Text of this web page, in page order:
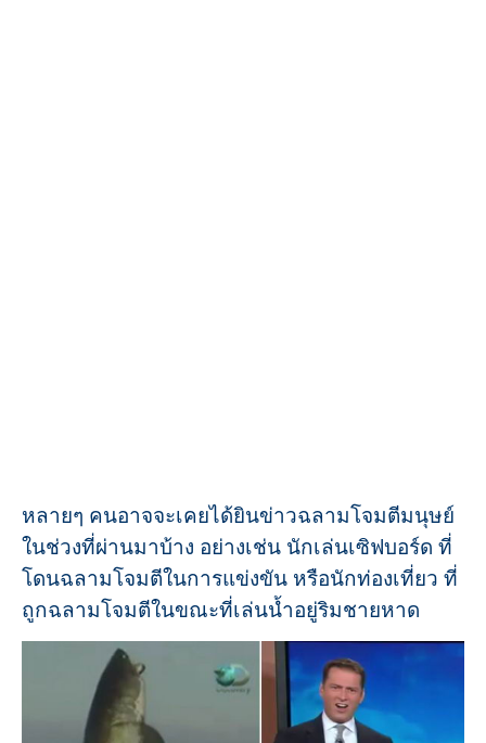
หลายๆ คนอาจจะเคยได้ยินข่าวฉลามโจมตีมนุษย์
ในช่วงที่ผ่านมาบ้าง อย่างเช่น นักเล่นเซิฟบอร์ด ที่
โดนฉลามโจมตีในการแข่งขัน หรือนักท่องเที่ยว ที่
ถูกฉลามโจมตีในขณะที่เล่นน้ำอยู่ริมชายหาด